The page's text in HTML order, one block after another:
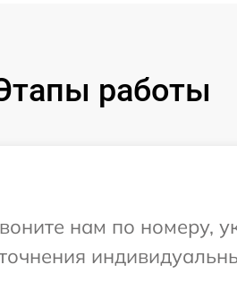
работы
нам по номеру,